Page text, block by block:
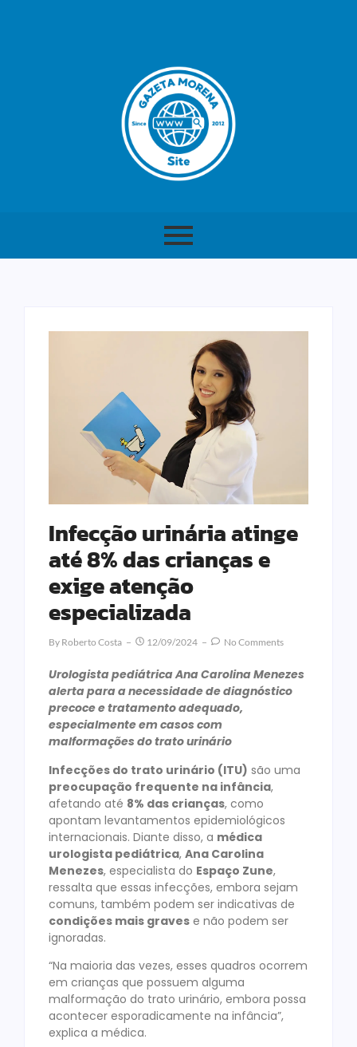
Infecção urinária atinge
até 8% das crianças e
exige atenção
especializada
By Roberto Costa 12/09/2024 No Comments
Urologista pediátrica Ana Carolina Menezes
alerta para a necessidade de diagnóstico
precoce e tratamento adequado,
especialmente em casos com
malformações do trato urinário
Infecções do trato urinário (ITU) são uma
preocupação frequente na infância,
afetando até 8% das crianças, como
apontam levantamentos epidemiológicos
internacionais. Diante disso, a médica
urologista pediátrica, Ana Carolina
Menezes, especialista do Espaço Zune,
ressalta que essas infecções, embora sejam
comuns, também podem ser indicativas de
condições mais graves e não podem ser
ignoradas.
“Na maioria das vezes, esses quadros ocorrem
em crianças que possuem alguma
malformação do trato urinário, embora possa
acontecer esporadicamente na infância”,
explica a médica.